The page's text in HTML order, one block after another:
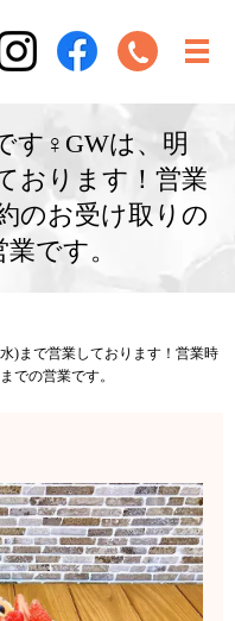
す‍♀️GWは、明
おります！営業
のお受け取りの
です。
)まで営業しております！営業時
での営業です。